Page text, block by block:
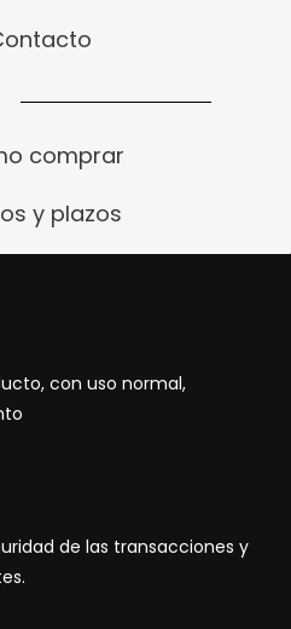
comprar
y plazos
con uso normal,
de las transacciones y